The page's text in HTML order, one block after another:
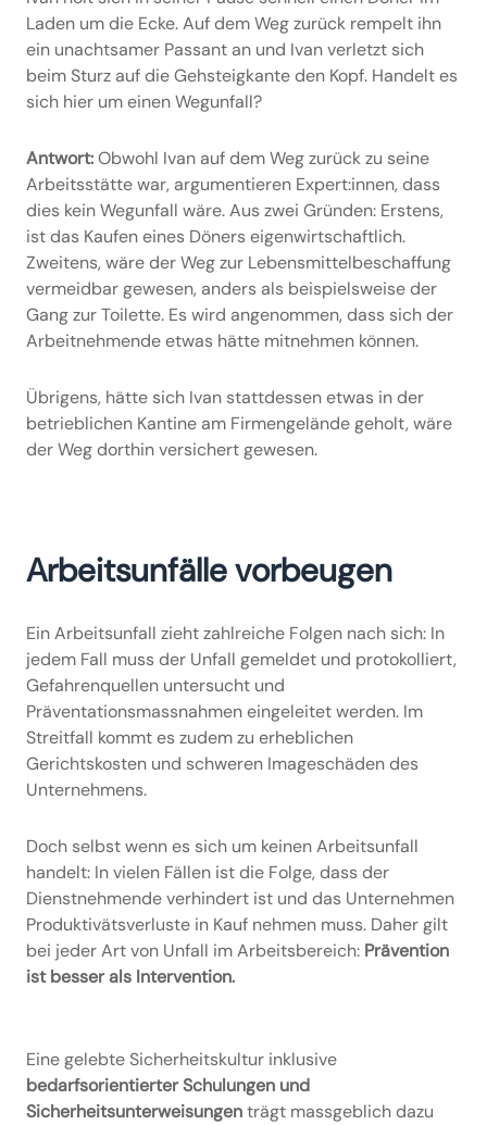
Laden um die Ecke. Auf dem Weg zurück rempelt ihn
ein unachtsamer Passant an und Ivan verletzt sich
beim Sturz auf die Gehsteigkante den Kopf. Handelt es
sich hier um einen Wegunfall?
Antwort:Obwohl Ivan auf dem Weg zurück zu seine
Arbeitsstätte war, argumentieren Expert:innen, dass
dies kein Wegunfall wäre. Aus zwei Gründen: Erstens,
ist das Kaufen eines Döners eigenwirtschaftlich.
Zweitens, wäre der Weg zur Lebensmittelbeschaffung
vermeidbar gewesen, anders als beispielsweise der
Gang zur Toilette. Es wird angenommen, dass sich der
Arbeitnehmende etwas hätte mitnehmen können.
Übrigens, hätte sich Ivan stattdessen etwas in der
betrieblichen Kantine am Firmengelände geholt, wäre
der Weg dorthin versichert gewesen.
Arbeitsunfälle vorbeugen
Ein Arbeitsunfall zieht zahlreiche Folgen nach sich: In
jedem Fall muss der Unfall gemeldet und protokolliert,
Gefahrenquellen untersucht und
Präventationsmassnahmen eingeleitet werden. Im
Streitfall kommt es zudem zu erheblichen
Gerichtskosten und schweren Imageschäden des
Unternehmens.
Doch selbst wenn es sich um keinen Arbeitsunfall
handelt: In vielen Fällen ist die Folge, dass der
Dienstnehmende verhindert ist und das Unternehmen
Produktivätsverluste in Kauf nehmen muss. Daher gilt
bei jeder Art von Unfall im Arbeitsbereich: Prävention
ist besser als Intervention.
Eine gelebte Sicherheitskultur inklusive
bedarfsorientierter Schulungen und
Sicherheitsunterweisungenträgt massgeblich dazu